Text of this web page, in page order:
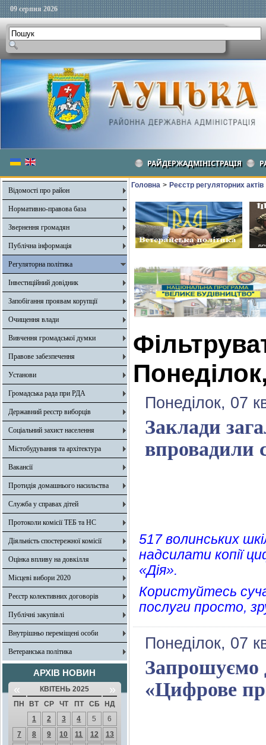
09 серпня 2026
РАЙДЕРЖАДМІНІСТРАЦІЯ
Відомості про район
Нормативно-правова база
Звернення громадян
Публічна інформація
Регуляторна політика
Інвестиційний довідник
Запобігання проявам корупції
Очищення влади
Вивчення громадської думки
Правове забезпечення
Установи
Громадська рада при РДА
Державний реєстр виборців
Соціальний захист населення
Містобудування та архітектура
Вакансії
Протидія домашнього насильства
Служба у справах дітей
Протоколи комісії ТЕБ та НС
Діяльність спостережної комісії
Оцінка впливу на довкілля
Місцеві вибори 2020
Реєстр колективних договорів
Публічні закупівлі
Внутрішньо переміщені особи
Ветеранська політика
АРХІВ НОВИН
« КВІТЕНЬ 2025 »
ПН ВТ СР ЧТ ПТ СБ
НД
1
2 3 4 5
6
7
8 9 10 11 12
13
Головна > Реєстр регуляторних актів
Понеділок, 07
Заклади
впровадили
517 волинських
надсилати копії
«Дія».
Користуйтесь
послуги просто,
Понеділок, 07
Запрошуємо
«Цифрове